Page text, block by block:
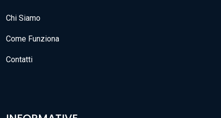
Chi Siamo
Come Funziona
Contatti